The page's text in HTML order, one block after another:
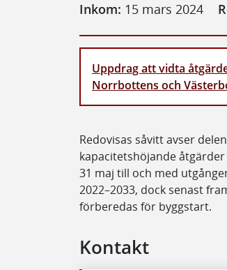
Inkom: 15 mars 2024
Uppdrag att vidta
Norrbottens och
Redovisas såvitt avser
kapacitetshöjande
31 maj till och med
2022–2033, dock senast
förberedas för byggstart.
Kontakt